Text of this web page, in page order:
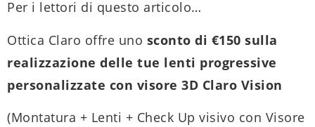
Per i lettori di questo articolo…
Ottica Claro offre uno sconto di €150 sulla
realizzazione delle tue lenti progressive
personalizzate con visore 3D Claro Vision
(Montatura + Lenti + Check Up visivo con Visore